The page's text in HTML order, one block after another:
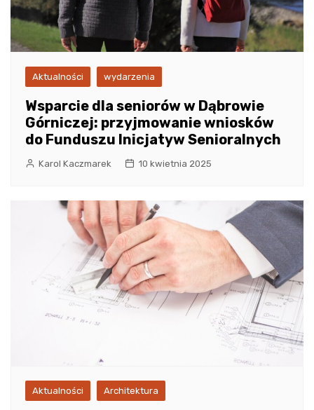
Aktualności wydarzenia
Wsparcie dla seniorów w Dąbrowie
Górniczej: przyjmowanie wniosków
do Funduszu Inicjatyw Senioralnych
Karol Kaczmarek 10 kwietnia 2025
Aktualności Architektura